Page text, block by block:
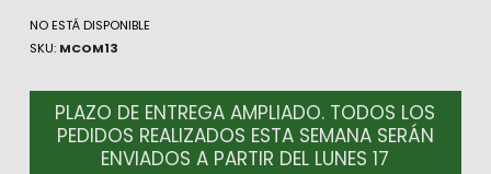
NO ESTÁ DISPONIBLE
SKU MCOM13
PLAZO DE ENTREGA AMPLIADO. TODOS LOS
PEDIDOS REALIZADOS ESTA SEMANA SERÁN
ENVIADOS A PARTIR DEL LUNES 17